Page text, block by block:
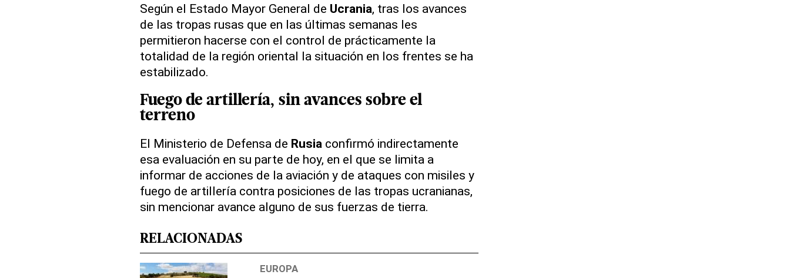
Según el Estado Mayor General de Ucrania, tras los avances
de las tropas rusas que en las últimas semanas les
permitieron hacerse con el control de prácticamente la
totalidad de la región oriental la situación en los frentes se ha
estabilizado.
Fuego de artillería, sin avances sobre el
terreno
El Ministerio de Defensa de Rusia confirmó indirectamente
esa evaluación en su parte de hoy, en el que se limita a
informar de acciones de la aviación y de ataques con misiles y
fuego de artillería contra posiciones de las tropas ucranianas,
sin mencionar avance alguno de sus fuerzas de tierra.
RELACIONADAS
EUROPA